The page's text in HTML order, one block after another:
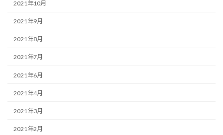
2021年10月
2021年9月
2021年8月
2021年7月
2021年6月
2021年4月
2021年3月
2021年2月